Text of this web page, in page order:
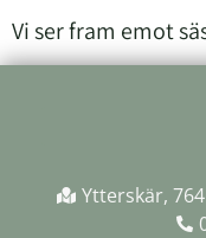
Vi ser fram emot
Ytterskär,